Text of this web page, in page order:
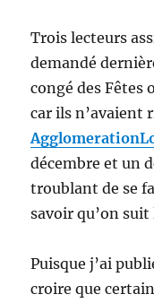
Trois lecteurs
demandé
congé des Fêtes
car ils n’avaient
décembre et un
troublant de se
savoir qu’on
Puisque j’ai
croire que